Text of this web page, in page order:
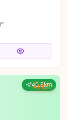
"
40.8km
41 km